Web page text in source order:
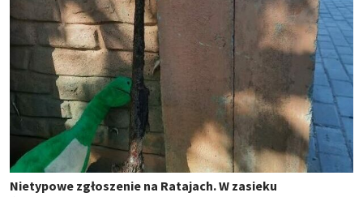
Nietypowe zgłoszenie na Ratajach. W zasieku